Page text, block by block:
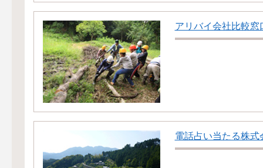
アリバイ会社比較窓
電話占い当たる株式